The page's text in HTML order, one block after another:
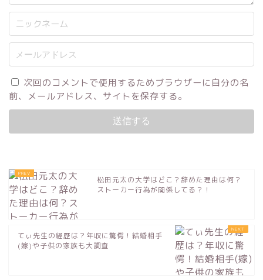
次回のコメントで使用するためブラウザーに自分の名
前、メールアドレス、サイトを保存する。
松田元太の大学はどこ？辞めた理由は何？
ストーカー行為が関係してる？！
てぃ先生の経歴は？年収に驚愕！結婚相手
(嫁)や子供の家族も大調査